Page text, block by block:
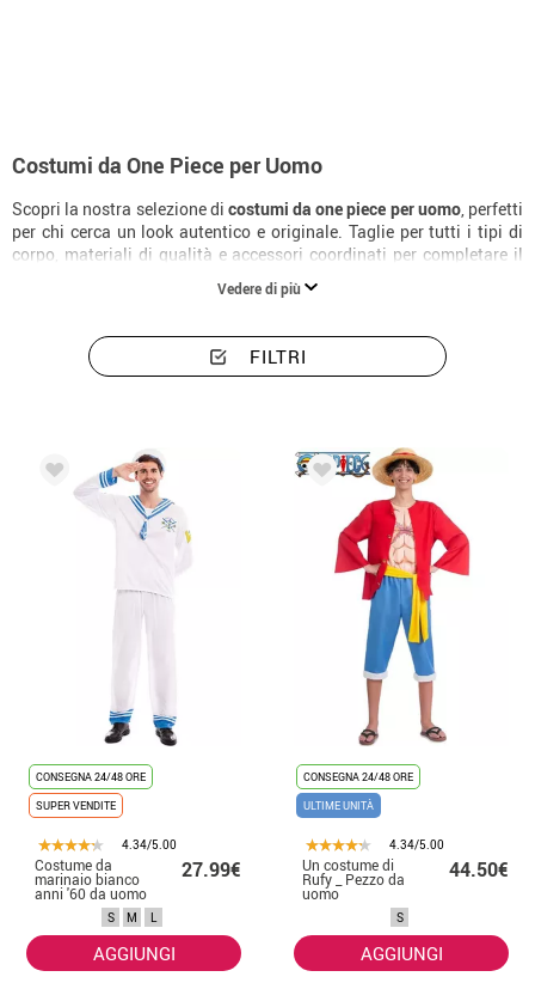
Costumi da One Piece per Uomo
Scopri la nostra selezione di costumi da one piece per uomo, perfetti
per chi cerca un look autentico e originale. Taglie per tutti i tipi di
corpo, materiali di qualità e accessori coordinati per completare il
Vedere di più
FILTRI
CONSEGNA 24/48 ORE
SUPER VENDITE
4.34/5.00
Costume da
marinaio bianco
anni '60 da uomo
27.99€
S M L
AGGIUNGI
CONSEGNA 24/48 ORE
ULTIME UNITÀ
4.34/5.00
Un costume di
Rufy _ Pezzo da
uomo
44.50€
S
AGGIUNGI